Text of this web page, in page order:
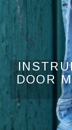
DOOR
Audiospeler